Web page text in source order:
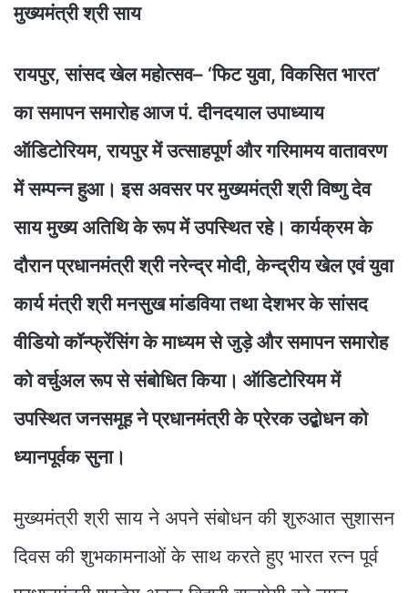
मुख्यमंत्री श्री साय
रायपुर, सांसद खेल महोत्सव– ‘फिट युवा, विकसित भारत’
का समापन समारोह आज पं. दीनदयाल उपाध्याय
ऑडिटोरियम, रायपुर में उत्साहपूर्ण और गरिमामय वातावरण
में सम्पन्न हुआ। इस अवसर पर मुख्यमंत्री श्री विष्णु देव
साय मुख्य अतिथि के रूप में उपस्थित रहे। कार्यक्रम के
दौरान प्रधानमंत्री श्री नरेन्द्र मोदी, केन्द्रीय खेल एवं युवा
कार्य मंत्री श्री मनसुख मांडविया तथा देशभर के सांसद
वीडियो कॉन्फ्रेंसिंग के माध्यम से जुड़े और समापन समारोह
को वर्चुअल रूप से संबोधित किया। ऑडिटोरियम में
उपस्थित जनसमूह ने प्रधानमंत्री के प्रेरक उद्बोधन को
ध्यानपूर्वक सुना।
मुख्यमंत्री श्री साय ने अपने संबोधन की शुरुआत सुशासन
दिवस की शुभकामनाओं के साथ करते हुए भारत रत्न पूर्व